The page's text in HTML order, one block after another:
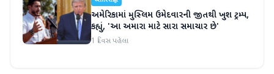
અમેરિકામાં મુસ્લિમ ઉમેદવારની જીતથી ખુશ ટ્રમ્પ,
કહ્યું, 'આ અમારા માટે સારા સમાચાર છે'
1 દિવસ પહેલા